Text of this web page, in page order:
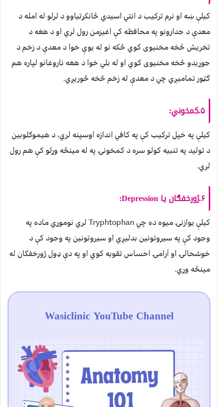
کیلې ښه او نرم ترکیب د انتي اسیدي ځانکړتیاوو د لرلو له امله د
معدې د جدارونو په محافظه کې اغیزمن رول لري او د هغه د
تخریش څخه مخنیوی کوي ځکه نو له یوې خوا د معدې د زخم د
جوړیدو څخه مخنیوی کوي او له بلي خوا د هغه ناروغانو لپاره هم
ګټور تمامیږي چي د معدې له زخم څخه ځوریږي.
۵.کمخوني:
کیلې په خپل ترکیب کې په کافي اندازه اوسپنه لري، د هیموګلوبین
د تولید په تنبیه کولو سره د کمخونۍ په له مینځه وړلو کې هم رول
لري.
۶.ژورخفګان یا Depression:
کیلې یوازنۍ میوه ده چي Tryphtophan لري نوموړي ماده په
وجود کې په سیروتونین بدلیږي او سیروتونین په وجود کې د
خوشحالۍ او آرامۍ احساس تقویه کوي او په دې ډول ژورخفګان له
مینځه وړي.
Wasiclinic YouTube Channel